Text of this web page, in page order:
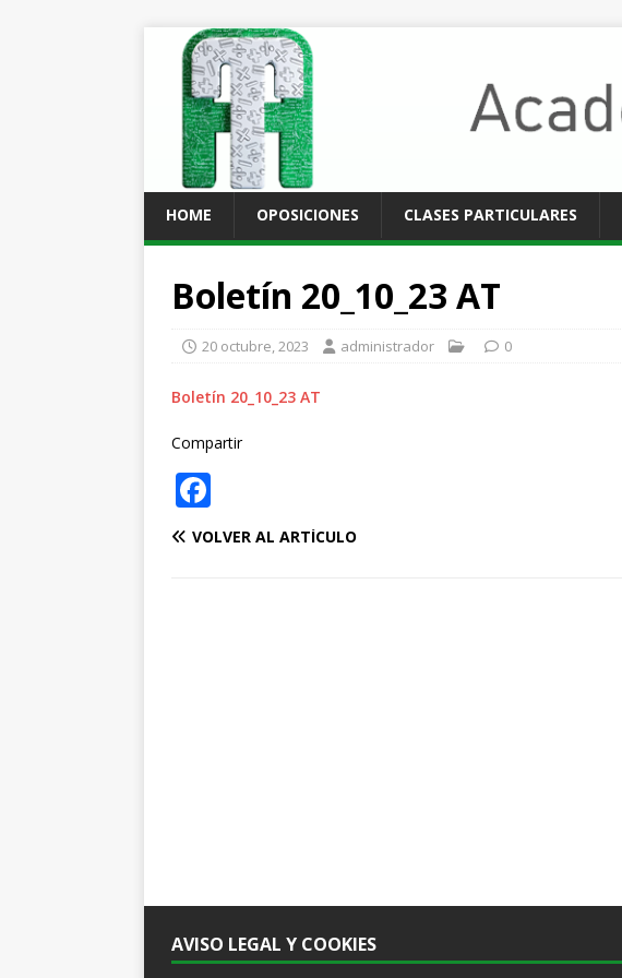
HOME OPOSICIONES CLASES PARTICULARES
Boletín 20_10_23 AT
20 octubre, 2023 administrador 0
Boletín 20_10_23 AT
Compartir
a
VOLVER AL ARTÍCULO
AVISO LEGAL Y COOKIES